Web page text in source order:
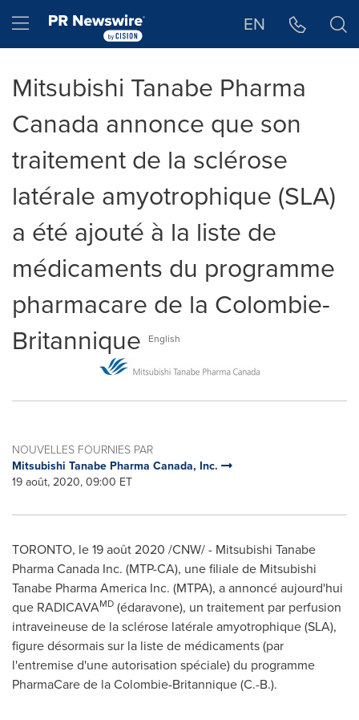
Hamburger menu EN
Mitsubishi Tanabe Pharma
Canada annonce que son
traitement de la sclérose
latérale amyotrophique (SLA)
a été ajouté à la liste de
médicaments du programme
pharmacare de la Colombie-
Britannique
English
NOUVELLES FOURNIES PAR
Mitsubishi Tanabe Pharma Canada, Inc.
19 août, 2020, 09:00 ET
TORONTO, le 19 août 2020 /CNW/ - Mitsubishi Tanabe
Pharma Canada Inc. (MTP-CA), une filiale de Mitsubishi
Tanabe Pharma America Inc. (MTPA), a annoncé aujourd'hui
que RADICAVAMD (édaravone), un traitement par perfusion
intraveineuse de la sclérose latérale amyotrophique (SLA),
figure désormais sur la liste de médicaments (par
l'entremise d'une autorisation spéciale) du programme
PharmaCare de la Colombie-Britannique (C.-B.).